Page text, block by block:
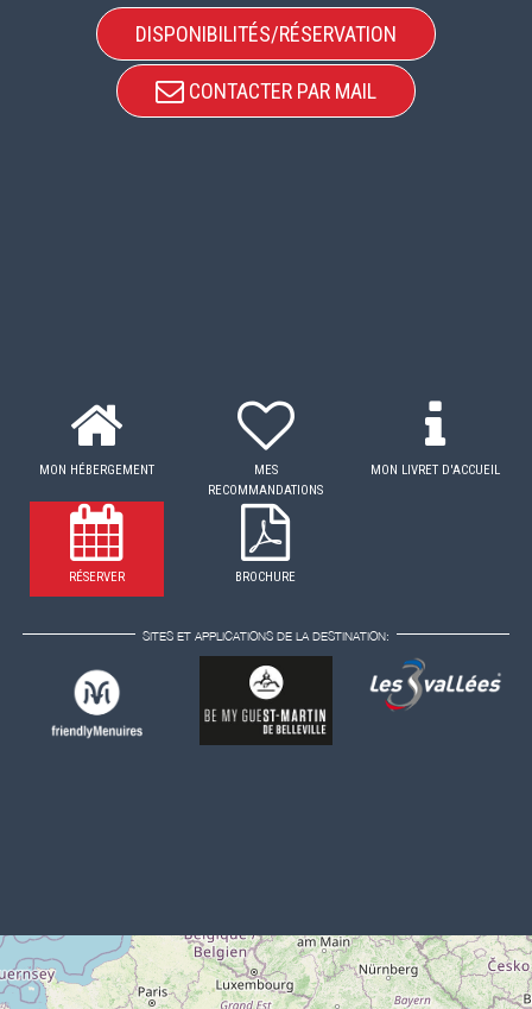
DISPONIBILITÉS/RÉSERVATION
CONTACTER PAR MAIL
MON HÉBERGEMENT
MES
RECOMMANDATIONS
MON LIVRET D'ACCUEIL
RÉSERVER BROCHURE
SITES ET APPLICATIONS DE LA DESTINATION: